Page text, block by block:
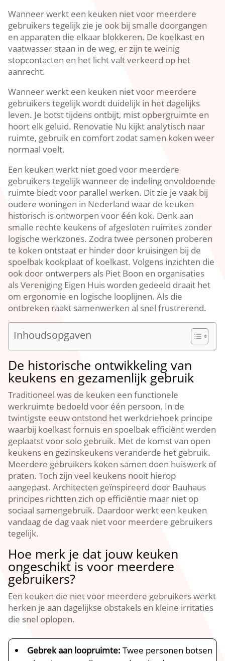
Wanneer werkt een keuken niet voor meerdere
gebruikers tegelijk zie je ook bij smalle doorgangen
en apparaten die elkaar blokkeren.​ De koelkast en
vaatwasser staan in de weg, er zijn te weinig
stopcontacten en het licht valt verkeerd op het
aanrecht.​
Wanneer werkt een keuken niet voor meerdere
gebruikers tegelijk wordt duidelijk in het dagelijks
leven.​ Je botst tijdens ontbijt, mist opbergruimte en
hoort elk geluid.​ Renovatie Nu kijkt analytisch naar
ruimte, gebruik en comfort zodat samen koken weer
normaal voelt.​
Een keuken werkt niet goed voor meerdere
gebruikers tegelijk wanneer de indeling onvoldoende
ruimte biedt voor parallel werken.​ Dit zie je vaak bij
oudere woningen in Nederland waar de keuken
historisch is ontworpen voor één kok.​ Denk aan
smalle rechte keukens of afgesloten ruimtes zonder
logische werkzones.​ Zodra twee personen proberen
te koken ontstaat er hinder door kruisingen bij de
spoelbak kookplaat of koelkast.​ Volgens inzichten die
ook door ontwerpers als Piet Boon en organisaties
als Vereniging Eigen Huis worden gedeeld draait het
om ergonomie en logische looplijnen.​ Als die
ontbreken raakt samenwerken al snel frustrerend.​
Inhoudsopgaven
De historische ontwikkeling van
keukens en gezamenlijk gebruik
Traditioneel was de keuken een functionele
werkruimte bedoeld voor één persoon.​ In de
twintigste eeuw ontstond het werkdriehoek principe
waarbij koelkast fornuis en spoelbak efficiënt werden
geplaatst voor solo gebruik.​ Met de komst van open
keukens en gezinskeukens veranderde het gebruik.​
Meerdere gebruikers koken samen doen huiswerk of
praten.​ Toch zijn veel keukens nooit hierop
aangepast.​ Architecten geïnspireerd door Bauhaus
principes richtten zich op efficiëntie maar niet op
sociaal samengebruik.​ Daardoor werkt een keuken
vandaag de dag vaak niet voor meerdere gebruikers
tegelijk.​
Hoe merk je dat jouw keuken
ongeschikt is voor meerdere
gebruikers?
Een keuken die niet voor meerdere gebruikers werkt
herken je aan dagelijkse obstakels en kleine irritaties
die snel oplopen.​
Gebrek aan loopruimte: Twee personen botsen